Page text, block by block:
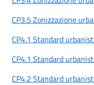
CP3.5 Zonizzazione
CP4.1 Standard
CP4.1 Standard
CP4.2 Standard